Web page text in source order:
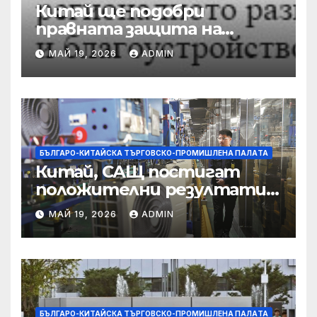
Китай ще подобри
правната защита на
предприятията, ще се
съсредоточи върху
борбата с
корпоративната
престъпност
МАЙ 19, 2026 ADMIN
БЪЛГАРО-КИТАЙСКА ТЪРГОВСКО-ПРОМИШЛЕНА ПАЛAТА
Китай, САЩ постигат
положителни резултати в
икономическите и
търговски консултации:
министерство
МАЙ 19, 2026 ADMIN
БЪЛГАРО-КИТАЙСКА ТЪРГОВСКО-ПРОМИШЛЕНА ПАЛAТА